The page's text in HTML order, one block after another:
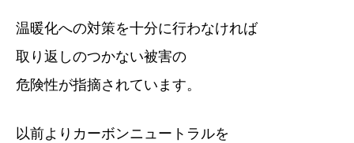
温暖化への対策を十分に行わなければ
取り返しのつかない被害の
危険性が指摘されています。
以前よりカーボンニュートラルを